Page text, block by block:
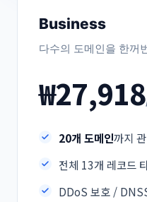
Business
다수의 도메인을 한꺼
₩27,918
20개 도메인까지
전체 13개 레코드
DDoS 보호 /